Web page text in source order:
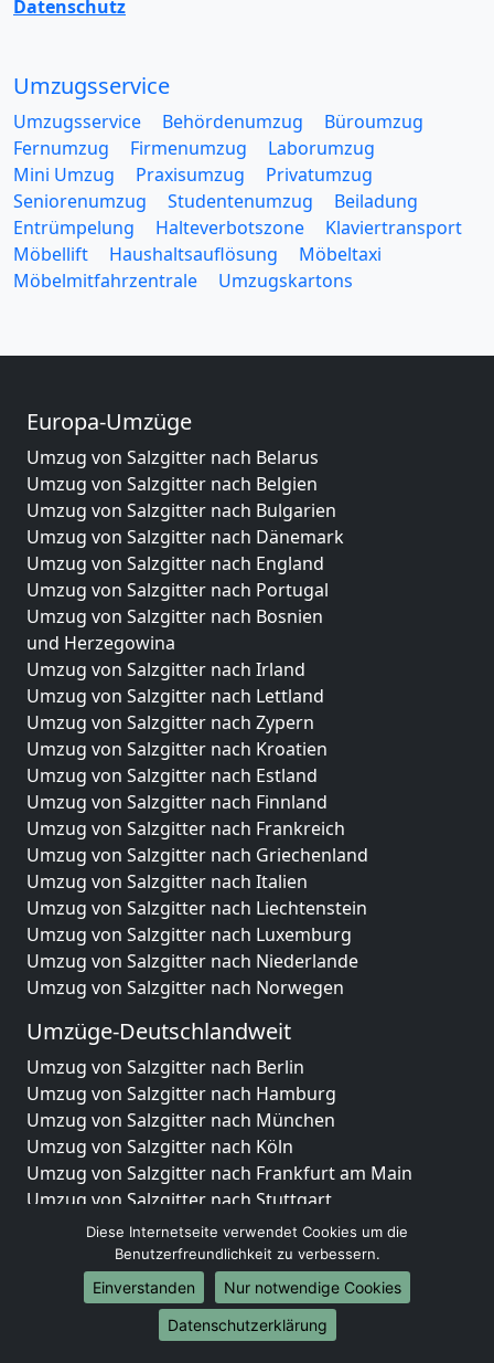
Datenschutz
Umzugsservice
Umzugsservice Behördenumzug
Büroumzug
Fernumzug
Firmenumzug
Laborumzug
Mini Umzug
Praxisumzug
Privatumzug
Seniorenumzug
Studentenumzug
Beiladung
Entrümpelung
Halteverbotszone
Klaviertransport
Möbellift
Haushaltsauflösung
Möbeltaxi
Möbelmitfahrzentrale
Umzugskartons
Europa-Umzüge
Umzug von Salzgitter nach Belarus
Umzug von Salzgitter nach Belgien
Umzug von Salzgitter nach Bulgarien
Umzug von Salzgitter nach Dänemark
Umzug von Salzgitter nach England
Umzug von Salzgitter nach Portugal
Umzug von Salzgitter nach Bosnien
und Herzegowina
Umzug von Salzgitter nach Irland
Umzug von Salzgitter nach Lettland
Umzug von Salzgitter nach Zypern
Umzug von Salzgitter nach Kroatien
Umzug von Salzgitter nach Estland
Umzug von Salzgitter nach Finnland
Umzug von Salzgitter nach Frankreich
Umzug von Salzgitter nach Griechenland
Umzug von Salzgitter nach Italien
Umzug von Salzgitter nach Liechtenstein
Umzug von Salzgitter nach Luxemburg
Umzug von Salzgitter nach Niederlande
Umzug von Salzgitter nach Norwegen
Umzüge-Deutschlandweit
Umzug von Salzgitter nach Berlin
Umzug von Salzgitter nach Hamburg
Umzug von Salzgitter nach München
Umzug von Salzgitter nach Köln
Umzug von Salzgitter nach Frankfurt am Main
Umzug von Salzgitter nach Stuttgart
Umzug von Salzgitter nach Düsseldorf
Umzug von Salzgitter nach Leipzig
Umzug von Salzgitter nach Dortmund
Umzug von Salzgitter nach Essen
Umzug von Salzgitter nach Bremen
Diese Internetseite verwendet Cookies um die
Benutzerfreundlichkeit zu verbessern.
Einverstanden
Nur notwendige Cookies
Datenschutzerklärung